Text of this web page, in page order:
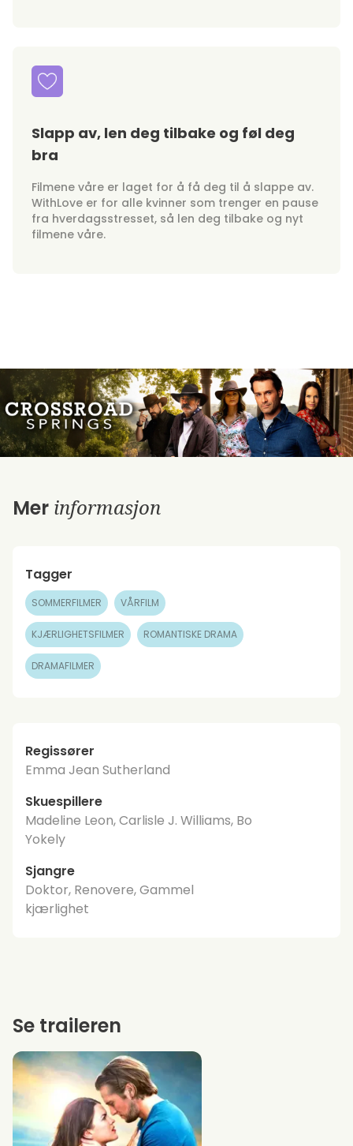
Slapp av, len deg tilbake og føl deg
bra
Filmene våre er laget for å få deg til å slappe av.
WithLove er for alle kvinner som trenger en pause
fra hverdagsstresset, så len deg tilbake og nyt
filmene våre.
Mer informasjon
Tagger
SOMMERFILMER VÅRFILM
KJÆRLIGHETSFILMER ROMANTISKE DRAMA
DRAMAFILMER
Regissører
Emma Jean Sutherland
Skuespillere
Madeline Leon, Carlisle J. Williams, Bo
Yokely
Sjangre
Doktor, Renovere, Gammel
kjærlighet
Se traileren